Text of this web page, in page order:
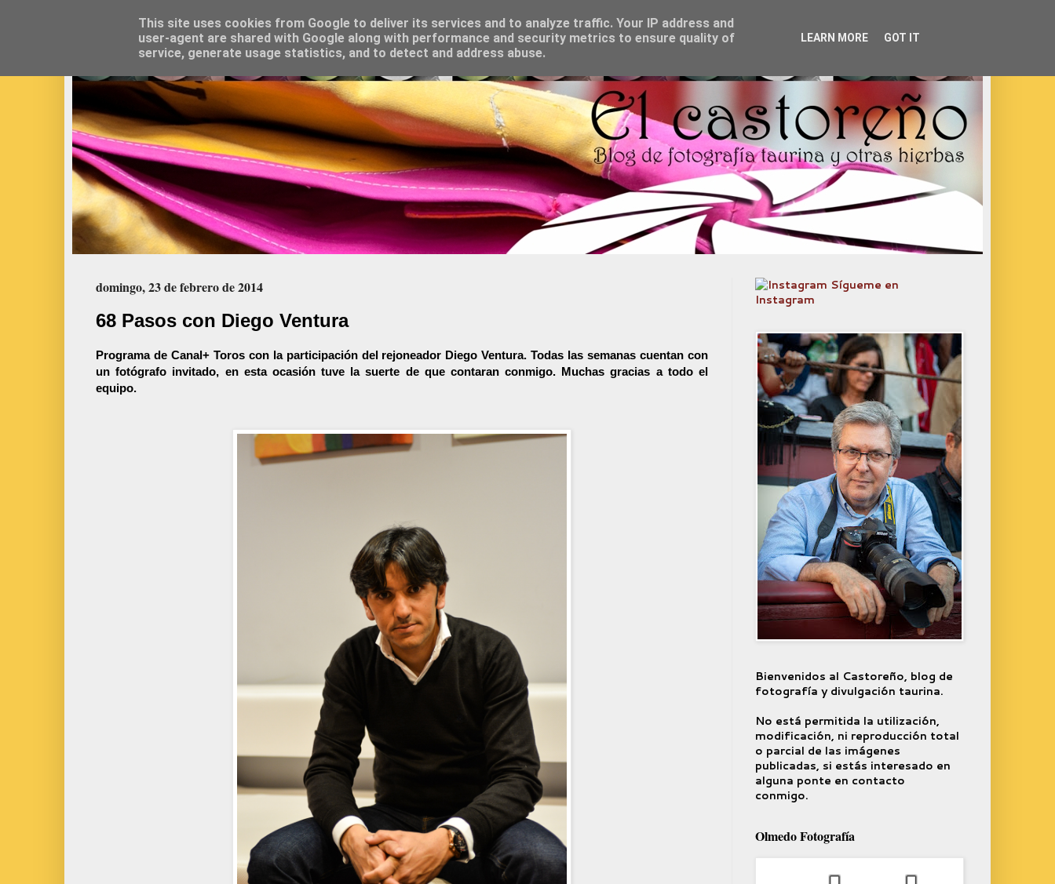
domingo, 23 de febrero de 2014
68 Pasos con Diego Ventura
Programa de Canal+ Toros con la participación del rejoneador Diego Ventura. Todas las semanas cuentan con
un fotógrafo invitado, en esta ocasión tuve la suerte de que contaran conmigo. Muchas gracias a todo el
equipo.
Sígueme en
Instagram
Bienvenidos al Castoreño, blog de
fotografía y divulgación taurina.
No está permitida la utilización,
modificación, ni reproducción total
o parcial de las imágenes
publicadas, si estás interesado en
alguna ponte en contacto
conmigo.
Olmedo Fotografía
This site uses cookies from Google to deliver its services and to analyze traffic. Your IP address and
user-agent are shared with Google along with performance and security metrics to ensure quality of
service, generate usage statistics, and to detect and address abuse.
LEARN MORE GOT IT